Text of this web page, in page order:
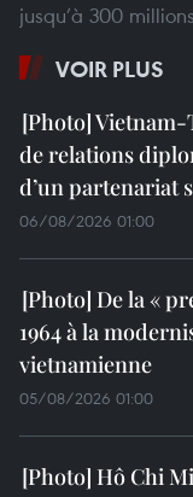
jusqu’à 300
VOIR PLUS
Vietnam-
de relations
d’un partenariat
06/08/2026 01:00
De la «
1964 à la
vietnamienne
05/08/2026 01:00
Hô Chi